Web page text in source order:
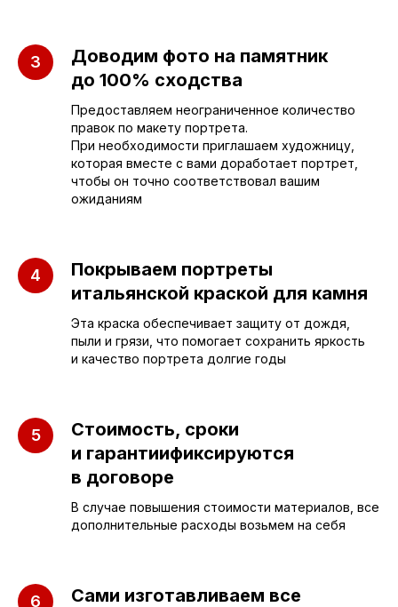
Доводим фото на памятник
до 100% сходства
Предоставляем неограниченное количество
правок по макету портрета.
При необходимости приглашаем художницу,
которая вместе с вами доработает портрет,
чтобы он точно соответствовал вашим
ожиданиям
Покрываем портреты
итальянской краской для камня
Эта краска обеспечивает защиту от дождя,
пыли и грязи, что помогает сохранить яркость
и качество портрета долгие годы
Стоимость, сроки
и гарантиификсируются
в договоре
В случае повышения стоимости материалов, все
дополнительные расходы возьмем на себя
Сами изготавливаем все
ПАМЯТНИКИ
Бюджетные
Вертикальные
Комплексы
Детские
ИНФОРМАЦИЯ
О компании
3D макеты
Благоустройство
Доставка и
установка
Правила